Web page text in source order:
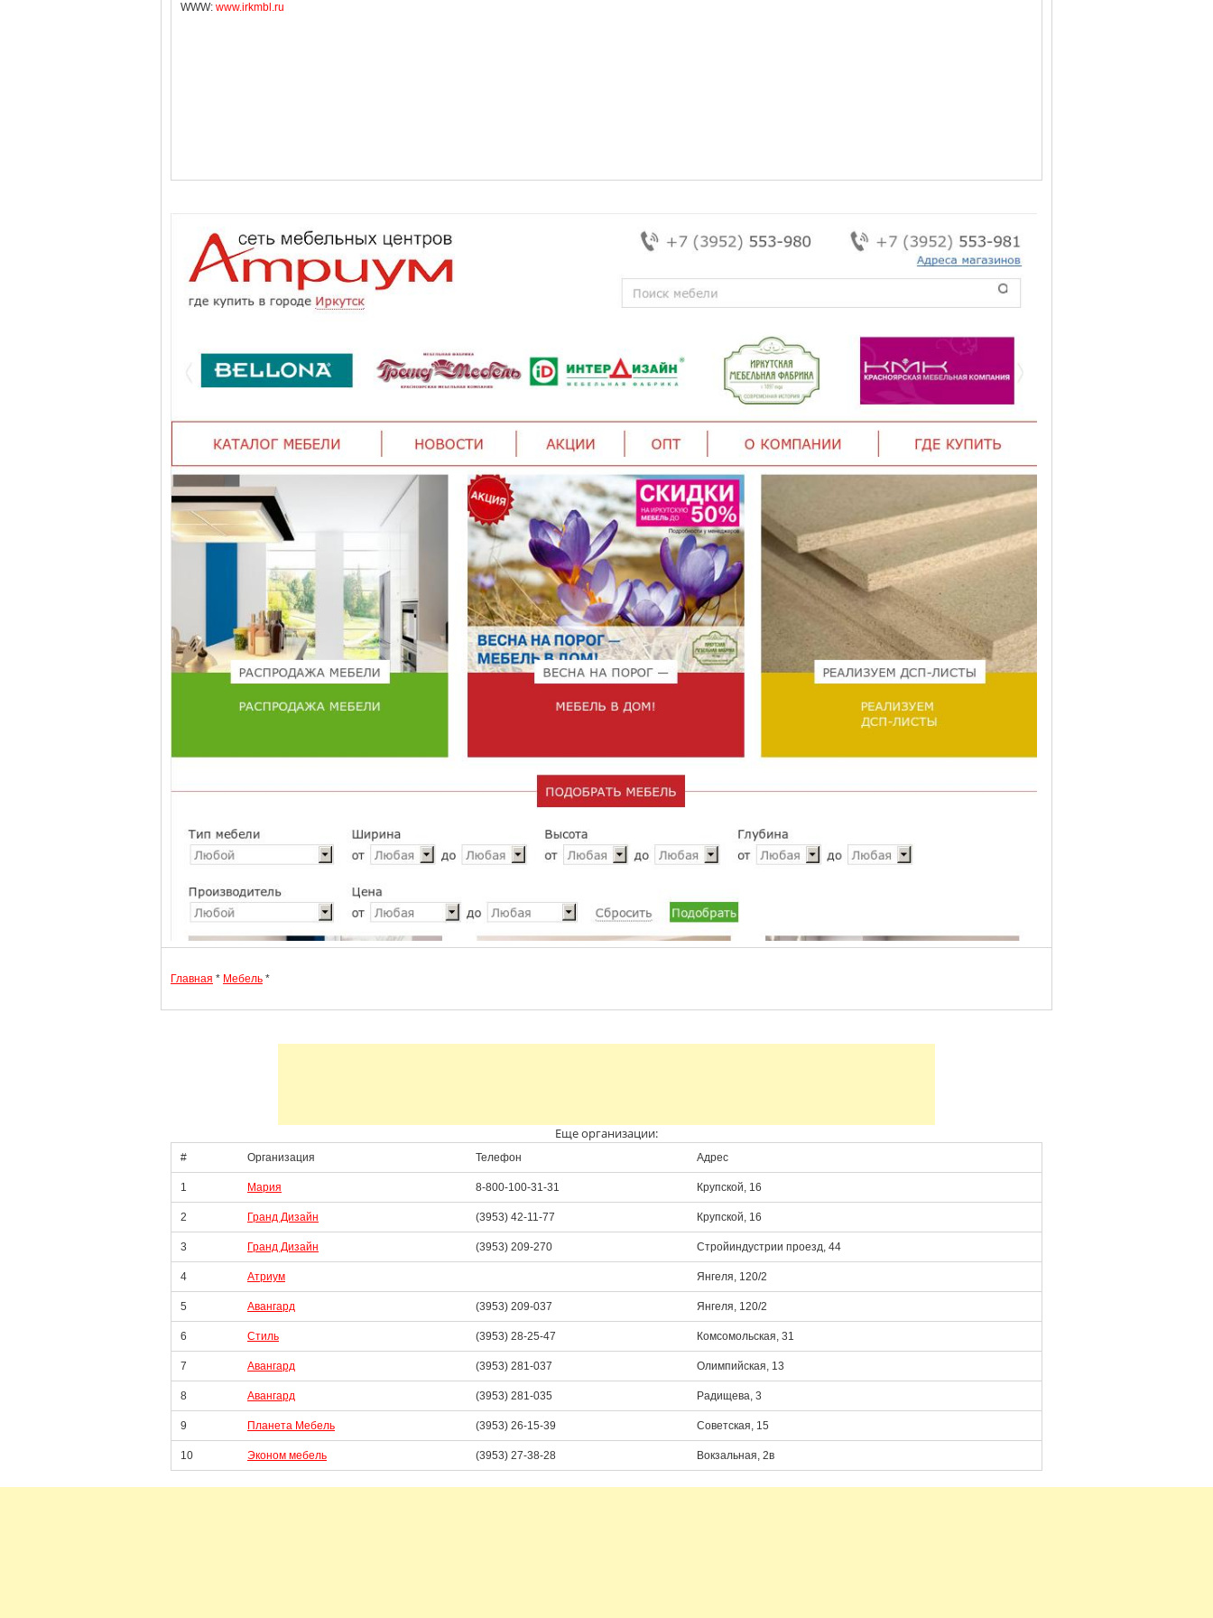
WWW: www.irkmbl.ru
Главная * Мебель *
Еще организации:
# Организация Телефон Адрес
1 Мария 8-800-100-31-31 Крупской, 16
2 Гранд Дизайн (3953) 42-11-77 Крупской, 16
3 Гранд Дизайн (3953) 209-270 Стройиндустрии проезд, 44
4 Атриум Янгеля, 120/2
5 Авангард (3953) 209-037 Янгеля, 120/2
6 Стиль (3953) 28-25-47 Комсомольская, 31
7 Авангард (3953) 281-037 Олимпийская, 13
8 Авангард (3953) 281-035 Радищева, 3
9 Планета Мебель (3953) 26-15-39 Советская, 15
10 Эконом мебель (3953) 27-38-28 Вокзальная, 2в